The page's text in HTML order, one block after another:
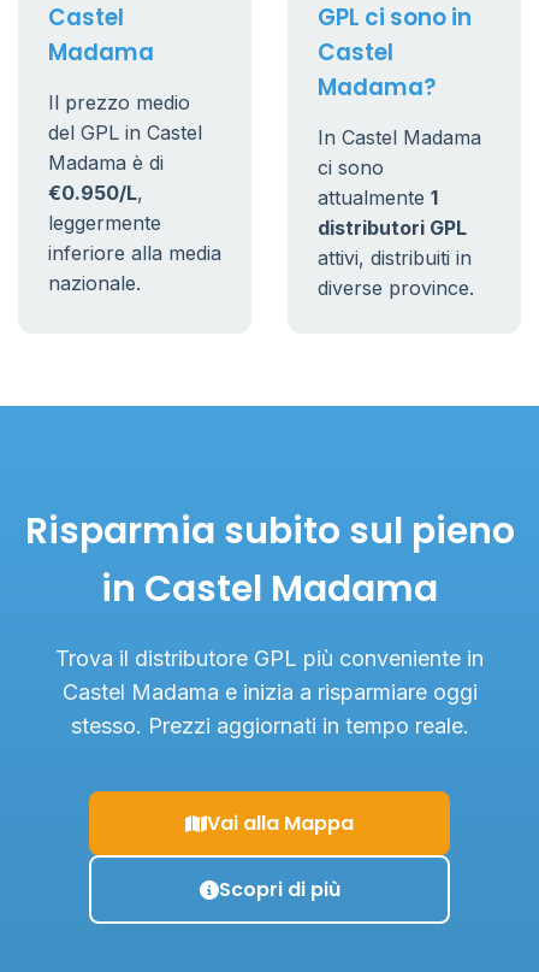
Castel
Madama
Il prezzo medio
del GPL in Castel
Madama è di
€0.950/L,
leggermente
inferiore alla media
nazionale.
GPL ci sono in
Castel
Madama?
In Castel Madama
ci sono
attualmente 1
distributori GPL
attivi, distribuiti in
diverse province.
Risparmia subito sul pieno
in Castel Madama
Trova il distributore GPL più conveniente in
Castel Madama e inizia a risparmiare oggi
stesso. Prezzi aggiornati in tempo reale.
Vai alla Mappa
Scopri di più